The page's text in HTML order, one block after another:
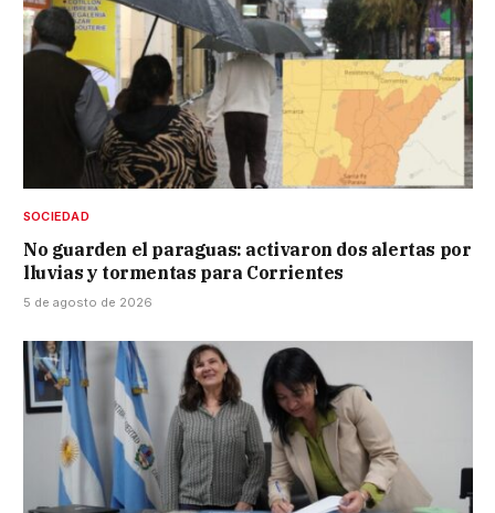
SOCIEDAD
No guarden el paraguas: activaron dos alertas por
lluvias y tormentas para Corrientes
5 de agosto de 2026